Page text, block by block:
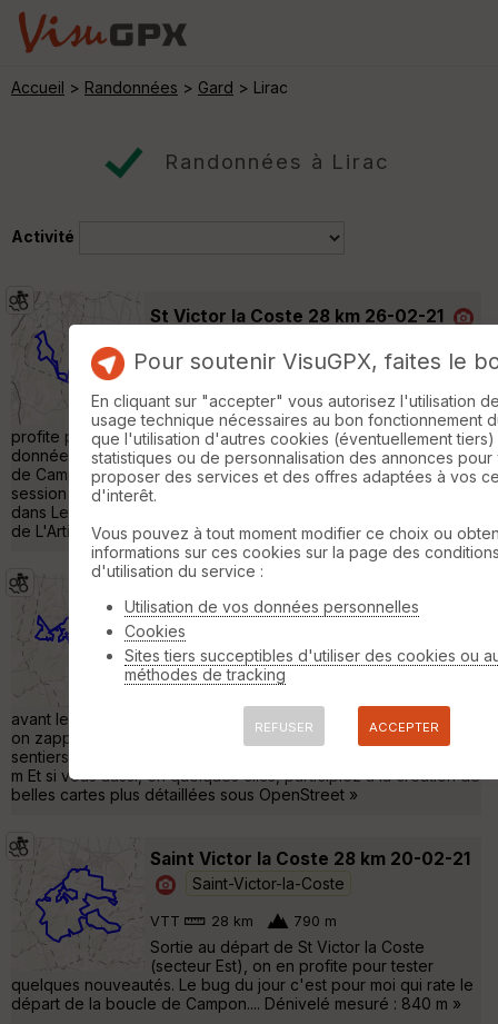
Accueil > Randonnées > Gard > Lirac
Randonnées à Lirac
Activité
St Victor la Coste 28 km 26-02-21
VTT 28 km 810 m
Sortie au départ de St Victor la Coste
(secteur Ouest), comme d'habitude on en
profite pour tester quelques petites variantes et collecter des
données pour les intégrer dans OpenStreetMap. La remontée
de Campagne Athon bien est encombrée, c'est parti pour une
session décailloutage, on valide ensuite un nouveau passage
dans Les Loubières. La surprise du jour c'est la belle descente
de L'Arti »
St Victor Nord 28 km 02-04-21
Saint-Victor-la-Coste
VTT 27 km 880 m
Week-end du 01 au 03 avril 2021 (J2) Après
avant le retour du confinement Covid. Je réassemble les topos,
on zappe la partie Sud pour optimiser la sortie. Finalement les
sentiers s'empilent comme des perles.. Dénivelé mesuré : 908
m Et si vous aussi, en quelques clics, participiez à la création de
belles cartes plus détaillées sous OpenStreet »
Saint Victor la Coste 28 km 20-02-21
Saint-Victor-la-Coste
VTT 28 km 790 m
Sortie au départ de St Victor la Coste
(secteur Est), on en profite pour tester
quelques nouveautés. Le bug du jour c'est pour moi qui rate le
départ de la boucle de Campon.... Dénivelé mesuré : 840 m »
Pour soutenir VisuGPX, faites le
En cliquant sur "accepter" vous autorisez l'utilisation
usage technique nécessaires au bon fonctionnement
que l'utilisation d'autres cookies (éventuellement
statistiques ou de personnalisation des annonces pour
proposer des services et des offres adaptées à vos
d'interêt.
Vous pouvez à tout moment modifier ce choix ou
informations sur ces cookies sur la page des
d'utilisation du service :
Utilisation de vos données personnelles
Cookies
Sites tiers succeptibles d'utiliser des cookies ou
méthodes de tracking
REFUSER ACCEPTER